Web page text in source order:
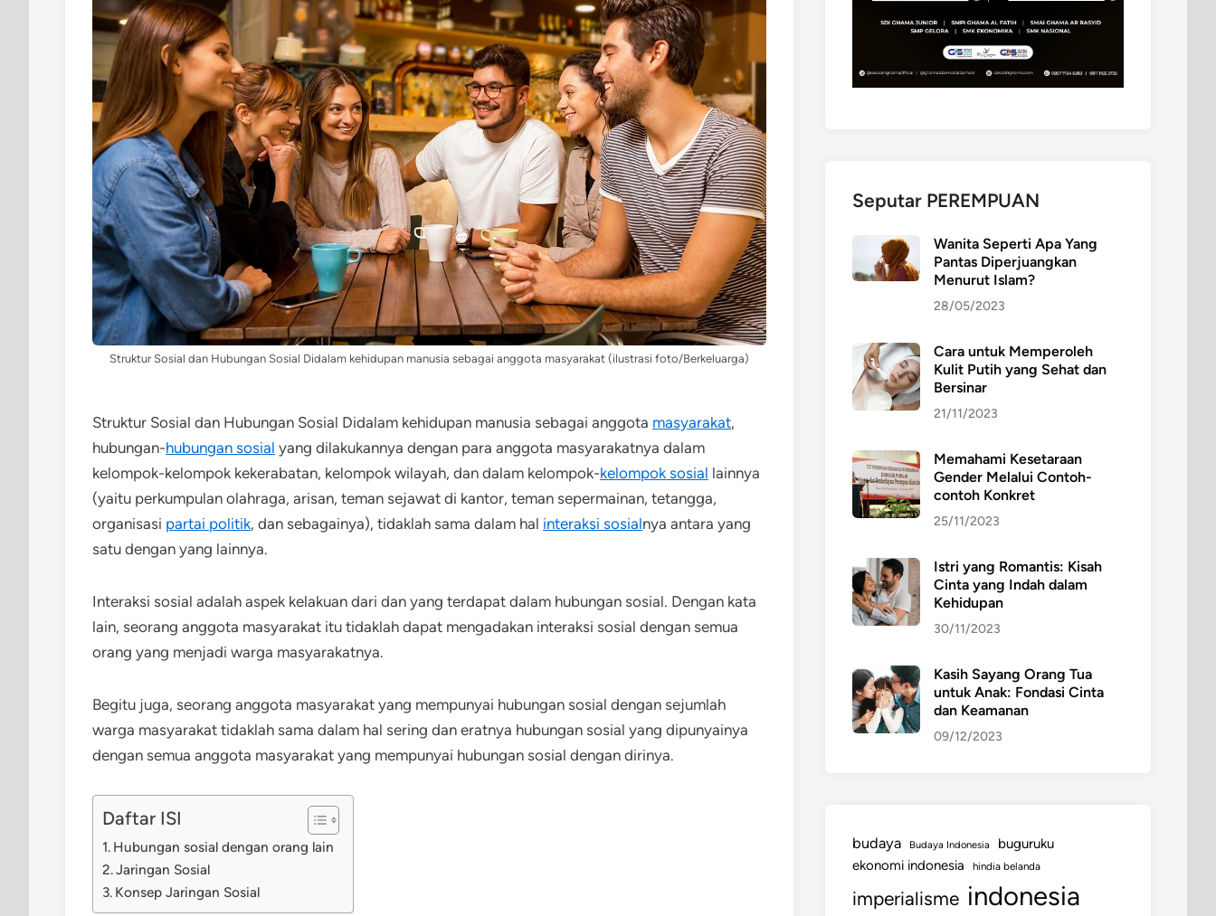
Struktur Sosial dan Hubungan Sosial Didalam kehidupan manusia sebagai anggota masyarakat (ilustrasi foto/Berkeluarga)
Struktur Sosial dan Hubungan Sosial Didalam kehidupan manusia sebagai anggota masyarakat,
hubungan-hubungan sosial yang dilakukannya dengan para anggota masyarakatnya dalam
kelompok-kelompok kekerabatan, kelompok wilayah, dan dalam kelompok-kelompok sosial lainnya
(yaitu perkumpulan olahraga, arisan, teman sejawat di kantor, teman sepermainan, tetangga,
organisasi partai politik, dan sebagainya), tidaklah sama dalam hal interaksi sosialnya antara yang
satu dengan yang lainnya.
Interaksi sosial adalah aspek kelakuan dari dan yang terdapat dalam hubungan sosial. Dengan kata
lain, seorang anggota masyarakat itu tidaklah dapat mengadakan interaksi sosial dengan semua
orang yang menjadi warga masyarakatnya.
Begitu juga, seorang anggota masyarakat yang mempunyai hubungan sosial dengan sejumlah
warga masyarakat tidaklah sama dalam hal sering dan eratnya hubungan sosial yang dipunyainya
dengan semua anggota masyarakat yang mempunyai hubungan sosial dengan dirinya.
Daftar ISI
Hubungan sosial dengan orang lain
Jaringan Sosial
Konsep Jaringan Sosial
Seputar PEREMPUAN
Wanita Seperti Apa Yang
Pantas Diperjuangkan
Menurut Islam?
28/05/2023
Cara untuk Memperoleh
Kulit Putih yang Sehat dan
Bersinar
21/11/2023
Memahami Kesetaraan
Gender Melalui Contoh-
contoh Konkret
25/11/2023
Istri yang Romantis: Kisah
Cinta yang Indah dalam
Kehidupan
30/11/2023
Kasih Sayang Orang Tua
untuk Anak: Fondasi Cinta
dan Keamanan
09/12/2023
budaya Budaya Indonesia
buguruku
ekonomi indonesia
hindia belanda
imperialisme indonesia